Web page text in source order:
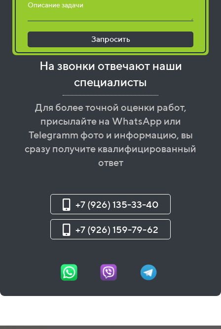
Описание задачи
Запросить
На звонки отвечают наши
специалисты
Для более точной оценки работ,
присылайте на WhatsApp или
Telegramm фото и информацию, вы
сразу получите квалифицированный
ответ
+7 (926) 135-33-40
+7 (926) 159-79-62